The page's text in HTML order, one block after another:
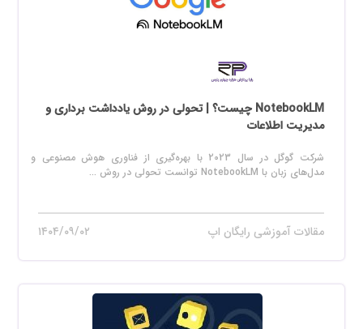
NotebookLM چیست؟ | تحولی در روش یادداشت برداری و
مدیریت اطلاعات
شرکت گوگل در سال 2023 با بهره‌گیری از فناوری هوش مصنوعی و
مدل‌های زبان با NotebookLM توانست تحولی در روش ...
مقالات آموزشی رایگان اپ ۱۴۰۴/۰۹/۰۲